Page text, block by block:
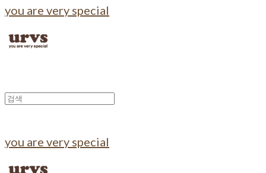
you are very special
you are very special